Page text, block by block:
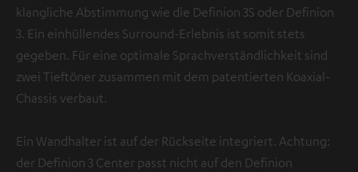
klangliche Abstimmung wie die Definion 3S oder Definion
3. Ein einhüllendes Surround-Erlebnis ist somit stets
gegeben. Für eine optimale Sprachverständlichkeit sind
zwei Tieftöner zusammen mit dem patentierten Koaxial-
Chassis verbaut.
Ein Wandhalter ist auf der Rückseite integriert. Achtung:
der Definion 3 Center passt nicht auf den Definion